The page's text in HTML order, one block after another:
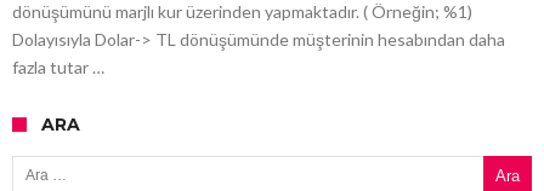
dönüşümünü marjlı kur üzerinden yapmaktadır. ( Örneğin; %1)
Dolayısıyla Dolar-> TL dönüşümünde müşterinin hesabından daha
fazla tutar …
ARA
Arama: